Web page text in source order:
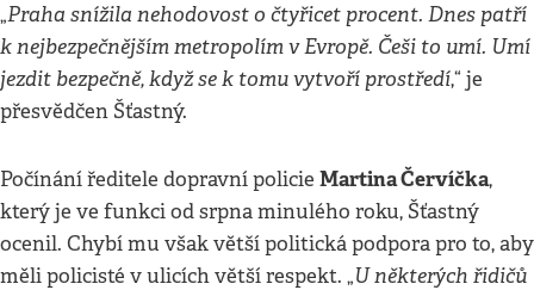
„Praha snížila nehodovost o čtyřicet procent. Dnes patří
k nejbezpečnějším metropolím v Evropě. Češi to umí. Umí
jezdit bezpečně, když se k tomu vytvoří prostředí,“ je
přesvědčen Šťastný.
Počínání ředitele dopravní policie Martina Červíčka,
který je ve funkci od srpna minulého roku, Šťastný
ocenil. Chybí mu však větší politická podpora pro to, aby
měli policisté v ulicích větší respekt. „U některých řidičů